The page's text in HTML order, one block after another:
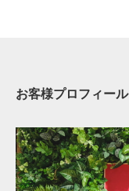
お客様プロフィール